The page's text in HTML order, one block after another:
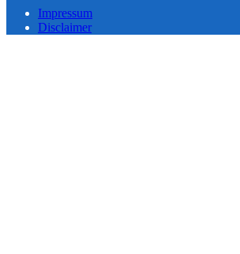
Impressum
Disclaimer